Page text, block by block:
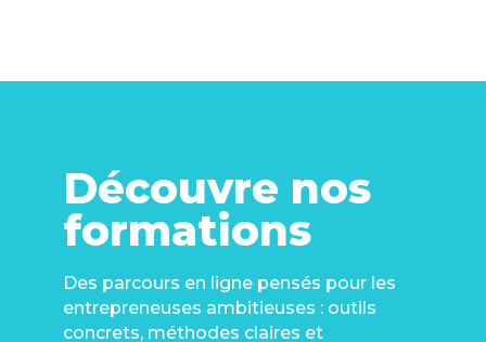
Découvre nos
formations
Des parcours en ligne pensés pour les
entrepreneuses ambitieuses : outils
concrets, méthodes claires et